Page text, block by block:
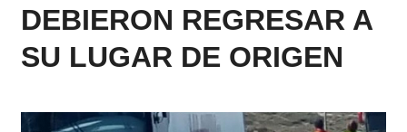
DEBIERON REGRESAR A
SU LUGAR DE ORIGEN